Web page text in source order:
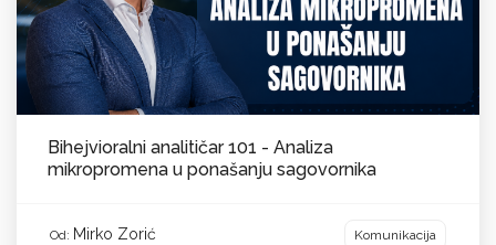
Bihejvioralni analitičar 101 - Analiza
mikropromena u ponašanju sagovornika
Od: Mirko Zorić Komunikacija